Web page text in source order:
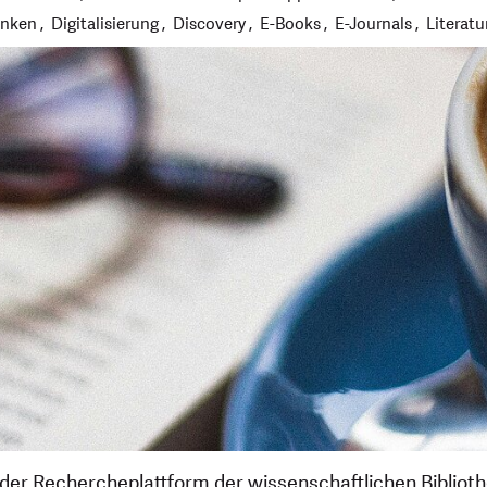
Digitalisierung Discovery E-Books E-Journals